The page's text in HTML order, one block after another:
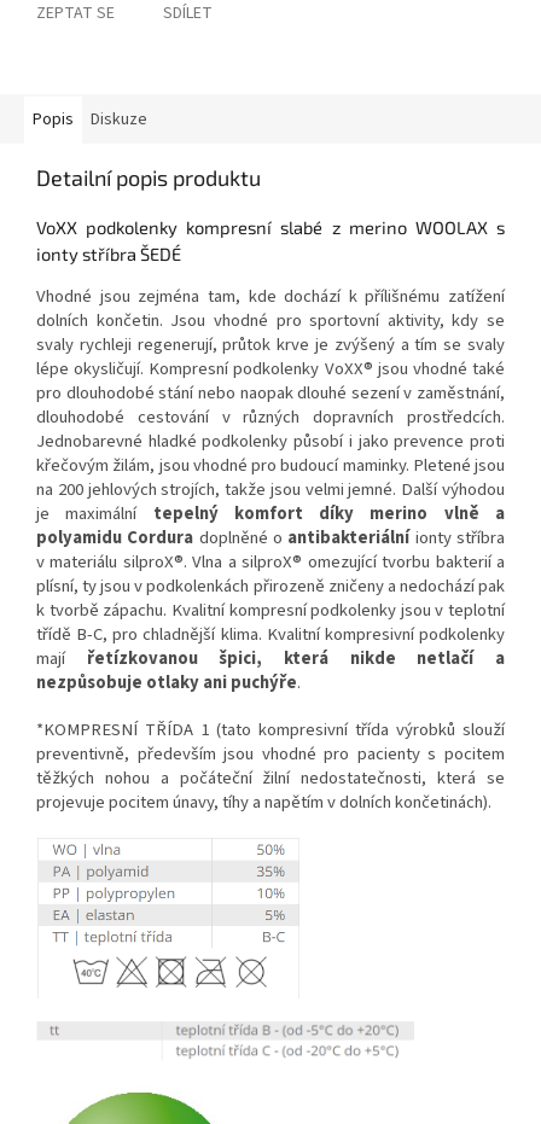
ZEPTAT SE SDÍLET
Popis Diskuze
Detailní popis produktu
VoXX podkolenky kompresní slabé z merino WOOLAX s
ionty stříbra ŠEDÉ
Vhodné jsou zejména tam, kde dochází k přílišnému zatížení
dolních končetin. Jsou vhodné pro sportovní aktivity, kdy se
svaly rychleji regenerují, průtok krve je zvýšený a tím se svaly
lépe okysličují. Kompresní podkolenky VoXX® jsou vhodné také
pro dlouhodobé stání nebo naopak dlouhé sezení v zaměstnání,
dlouhodobé cestování v různých dopravních prostředcích.
Jednobarevné hladké podkolenky působí i jako prevence proti
křečovým žilám, jsou vhodné pro budoucí maminky. Pletené jsou
na 200 jehlových strojích, takže jsou velmi jemné. Další výhodou
je maximální tepelný komfort díky merino vlně a
polyamidu Cordura doplněné o antibakteriálníionty stříbra
v materiálu silproX®. Vlna a silproX® omezující tvorbu bakterií a
plísní, ty jsou v podkolenkách přirozeně zničeny a nedochází pak
k tvorbě zápachu. Kvalitní kompresní podkolenky jsou v teplotní
třídě B-C, pro chladnější klima. Kvalitní kompresivní podkolenky
mají řetízkovanou špici, která nikde netlačí a
nezpůsobuje otlaky ani puchýře.
*KOMPRESNÍ TŘÍDA 1 (tato kompresivní třída výrobků slouží
preventivně, především jsou vhodné pro pacienty s pocitem
těžkých nohou a počáteční žilní nedostatečnosti, která se
projevuje pocitem únavy, tíhy a napětím v dolních končetinách).